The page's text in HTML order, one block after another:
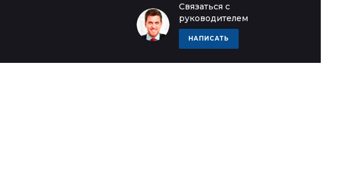
Связаться с
руководителем
НАПИСАТЬ